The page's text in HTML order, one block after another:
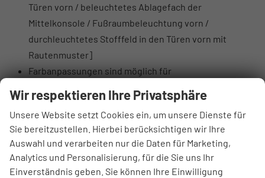
Türen vorn / beleuchtetes Ablagefach der
Mittelkonsole / Fußraumbeleuchtung vorn /
durchleuchtetes Stofffeld in den Türen vorn mit
Rautenmuster]
Farbanpassungen sind möglich für
Mittelkonsole / Cupholder beleuchtet /
durchleuchtetes Stofffeld in den Türen vorn /
Ambiente-Türbeleuchtung vorn und hinten /
Konturbeleuchtung in den Türen vorn und hinten /
Ablagefach Mittelkonsole]
Wir respektieren Ihre Privatsphäre
Unsere Website setzt Cookies ein, um unsere Dienste für
Sie bereitzustellen. Hierbei berücksichtigen wir Ihre
Auswahl und verarbeiten nur die Daten für Marketing,
Analytics und Personalisierung, für die Sie uns Ihr
Einverständnis geben. Sie können Ihre Einwilligung